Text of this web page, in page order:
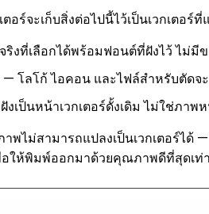
ตอร์จะเก็บสิ่งต่อไปนี้ไว้เป็นเวกเตอ
งที่เลือกได้พร้อมฟอนต์ที่ฝังไว้ ไม่มี
— โลโก้ ไอคอน และไฟล์สำหรับตัดจ
งเป็นหน้าเวกเตอร์ดั้งเดิม ไม่ใช่ภา
าพไม่สามารถแปลงเป็นเวกเตอร์ไ
ให้พิมพ์ออกมาด้วยคุณภาพดีที่สุดเท่